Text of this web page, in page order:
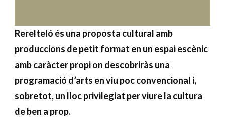
Rerelteló és una proposta cultural amb
produccions de petit format en un espai escènic
amb caràcter propi on descobriràs una
programació d’arts en viu poc convencional i,
sobretot, un lloc privilegiat per viure la cultura
de ben a prop.